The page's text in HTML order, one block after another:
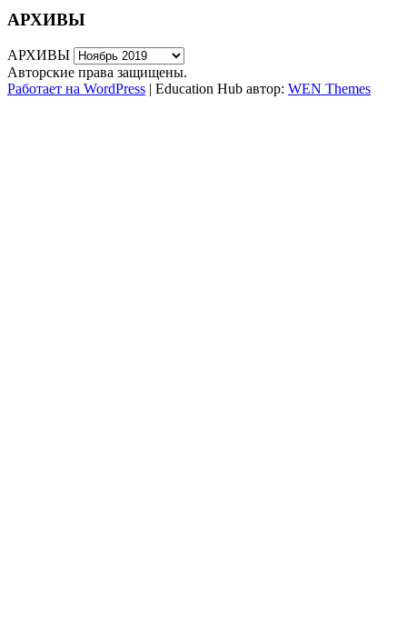
АРХИВЫ
АРХИВЫ
Авторские права защищены.
Работает на WordPress | Education Hub автор: WEN Themes